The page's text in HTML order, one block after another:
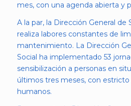
mes, con una agenda abierta y
A la par, la Dirección General de
realiza labores constantes de
mantenimiento. La Dirección
Social ha implementado 53
sensibilización a personas en
últimos tres meses, con
humanos.